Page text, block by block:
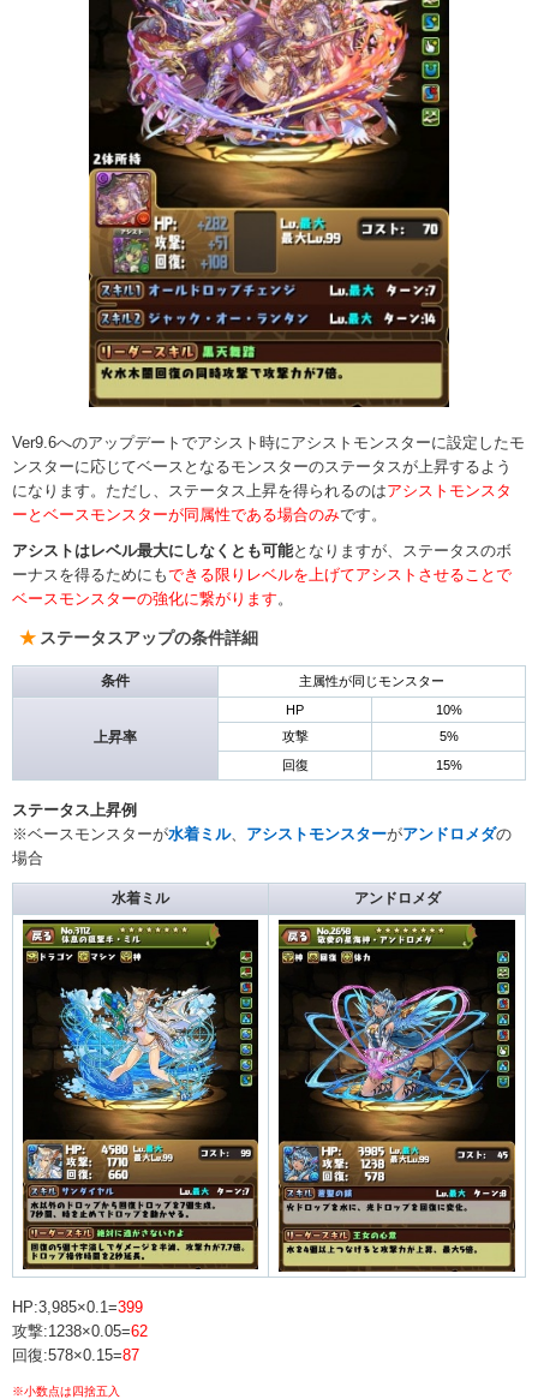
Ver9.6へのアップデートでアシスト時にアシストモンスターに設定したモ
ンスターに応じてベースとなるモンスターのステータスが上昇するよう
になります。ただし、ステータス上昇を得られるのはアシストモンスタ
ーとベースモンスターが同属性である場合のみです。
アシストはレベル最大にしなくとも可能となりますが、ステータスのボ
ーナスを得るためにもできる限りレベルを上げてアシストさせることで
ベースモンスターの強化に繋がります 。
ステータスアップの条件詳細
条件 主属性が同じモンスター
上昇率
HP
10%
攻撃
5%
回復
15%
ステータス上昇例
※ベースモンスターが水着ミル、 アシストモンスターがアンドロメダの
場合
水着ミル アンドロメダ
HP:3,985×0.1=399
攻撃:1238×0.05=62
回復:578×0.15=87
※小数点は四捨五入